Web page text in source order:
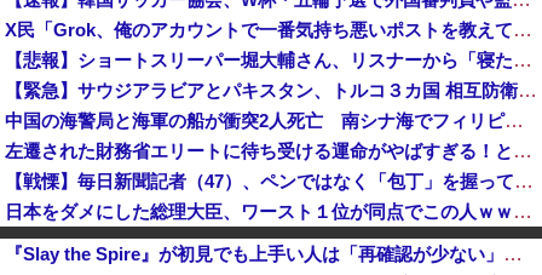
X民「Grok、俺のアカウントで一番気持ち悪いポストを教えて」→超火力の回答に完全敗北するｗｗｗｗｗ
【悲報】ショートスリーパー堀大輔さん、リスナーから「寝たほうがいい！」と言われてガチギレし炎上 → 高須幹也医師の医学的アドバイスに激昂 ｗｗｗ...
【緊急】サウジアラビアとパキスタン、トルコ３カ国 相互防衛協定締結
中国の海警局と海軍の船が衝突2人死亡 南シナ海でフィリピン船を追跡中、公表までに1年
左遷された財務省エリートに待ち受ける運命がやばすぎる！と話題に、経歴自体はとんでもないものだが……
【戦慄】毎日新聞記者（47）、ペンではなく「包丁」を握ってしまった結果・・・・・
日本をダメにした総理大臣、ワースト１位が同点でこの人ｗｗｗｗｗｗ
埼玉県戸田市議の河合ゆうすけ氏、2027年8月の埼玉県知事選への立候補を表明
『Slay the Spire』が初見でも上手い人は「再確認が少ない」「視野が広い」傾向 豪研究